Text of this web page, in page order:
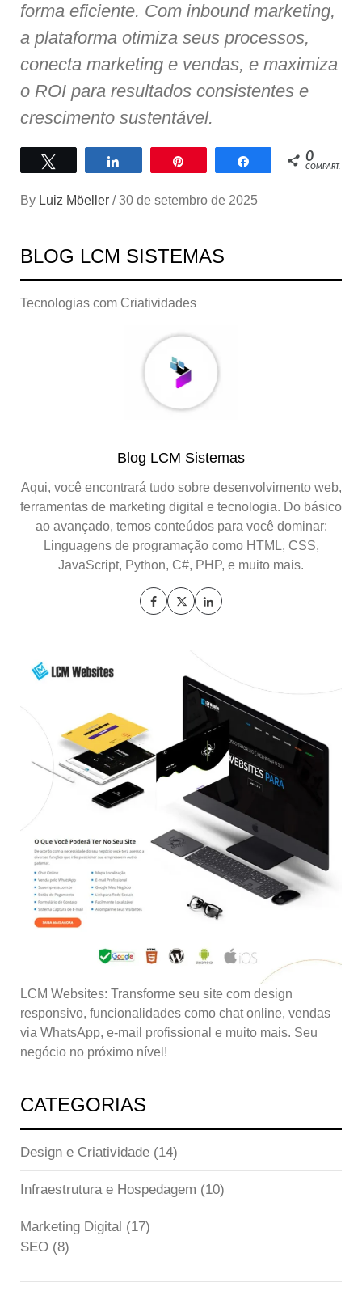
forma eficiente. Com inbound marketing,
a plataforma otimiza seus processos,
conecta marketing e vendas, e maximiza
o ROI para resultados consistentes e
crescimento sustentável.
Compartilhar Compartilhar
0
COMPART.
By Luiz Möeller / 30 de setembro de 2025
BLOG LCM SISTEMAS
Tecnologias com Criatividades
Blog LCM Sistemas
Aqui, você encontrará tudo sobre desenvolvimento web,
ferramentas de marketing digital e tecnologia. Do básico
ao avançado, temos conteúdos para você dominar:
Linguagens de programação como HTML, CSS,
JavaScript, Python, C#, PHP, e muito mais.
LCM Websites: Transforme seu site com design
responsivo, funcionalidades como chat online, vendas
via WhatsApp, e-mail profissional e muito mais. Seu
negócio no próximo nível!
CATEGORIAS
Design e Criatividade (14)
Infraestrutura e Hospedagem (10)
Marketing Digital (17)
SEO (8)